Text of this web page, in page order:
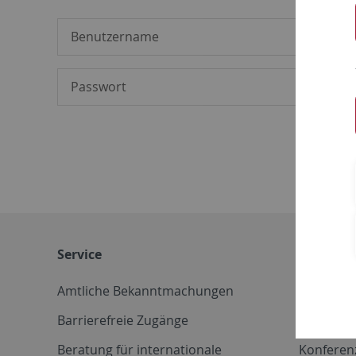
Service
Amtliche Bekanntmachungen
Barrierefreie Zugänge
Beratung für internationale